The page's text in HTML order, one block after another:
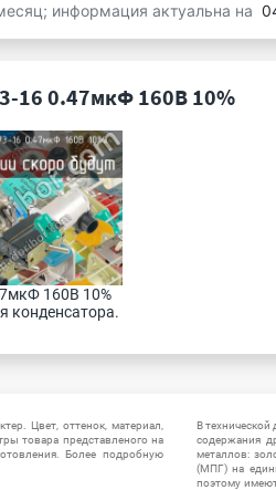
информация актуальна на
16 0.47мкФ 160В 10%
160В 10%
конденсатора.
Цвет, оттенок, материал,
товара представленого на
Более подробную
В
содержания
металлов:
(МПГ) на
поэтому